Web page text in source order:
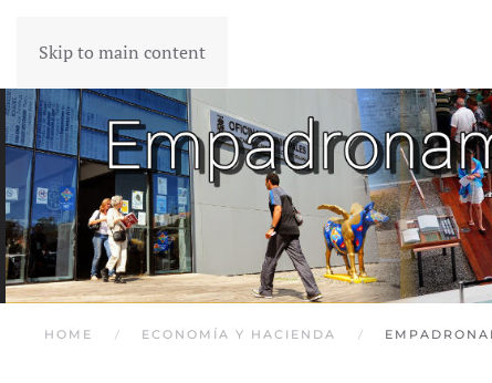
Skip to main content
HOME ECONOMÍA Y HACIENDA